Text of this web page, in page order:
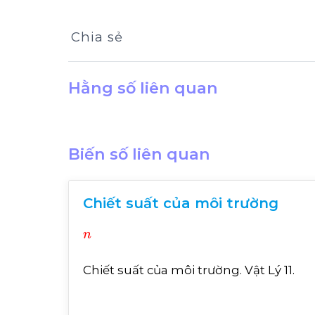
Chia sẻ
Hằng số liên quan
Biến số liên quan
Chiết suất của môi trường
Chiết suất của môi trường. Vật Lý 11.